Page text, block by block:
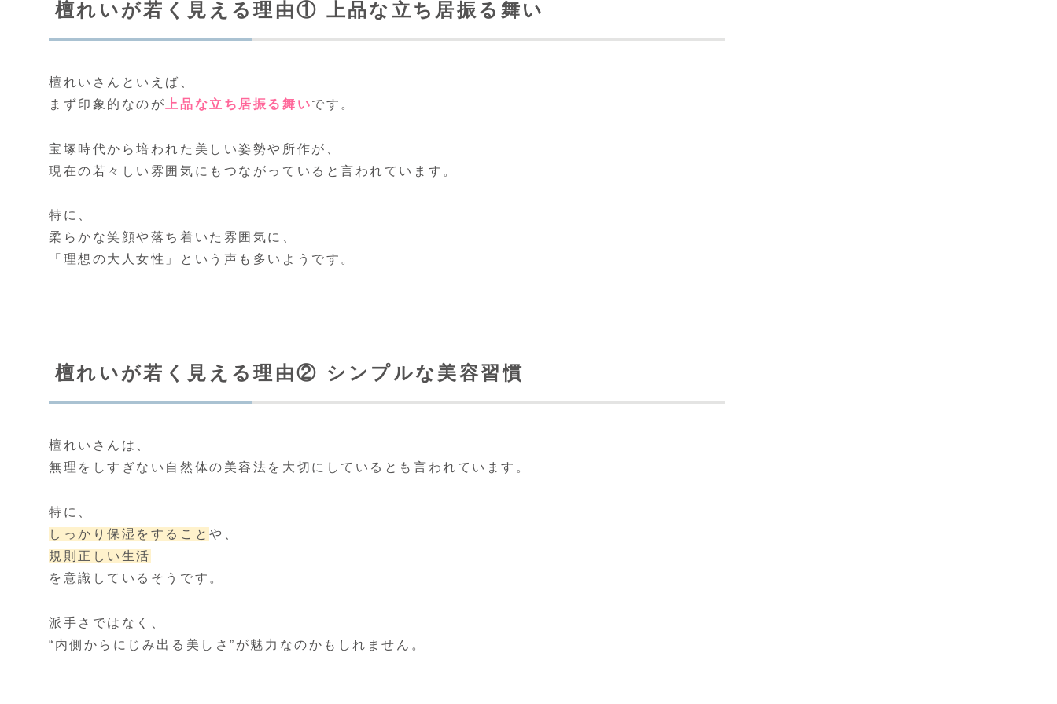
檀れいが若く見える理由① 上品な立ち居振る舞い
檀れいさんといえば、
まず印象的なのが
上品な立ち居振る舞いです。
宝塚時代から培われた美しい姿勢や所作が、
現在の若々しい雰囲気にもつながっていると言われています。
特に、
柔らかな笑顔や落ち着いた雰囲気に、
「理想の大人女性」という声も多いようです。
檀れいが若く見える理由② シンプルな美容習慣
檀れいさんは、
無理をしすぎない自然体の美容法を大切にしているとも言われています。
特に、
しっかり保湿をすることや、
規則正しい生活
を意識しているそうです。
派手さではなく、
“内側からにじみ出る美しさ”が魅力なのかもしれません。